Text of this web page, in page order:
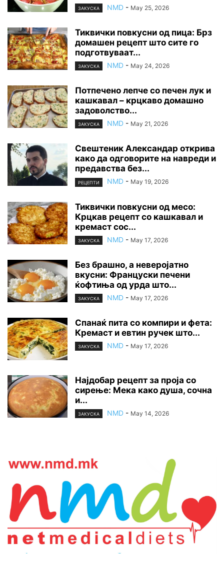
ЗАКУСКА NMD - May 25, 2026
Тиквички повкусни од пица: Брз
домашен рецепт што сите го
подготвуваат...
ЗАКУСКА NMD - May 24, 2026
Потпечено лепче со печен лук и
кашкавал – крцкаво домашно
задоволство...
ЗАКУСКА NMD - May 21, 2026
Свештеник Александар открива
како да одговорите на навреди и
предавства без...
РЕЦЕПТИ NMD - May 19, 2026
Тиквички повкусни од месо:
Крцкав рецепт со кашкавал и
кремаст сос...
ЗАКУСКА NMD - May 17, 2026
Без брашно, а неверојатно
вкусни: Француски печени
ќофтиња од урда што...
ЗАКУСКА NMD - May 17, 2026
Спанаќ пита со компири и фета:
Кремаст и евтин ручек што...
ЗАКУСКА NMD - May 17, 2026
Најдобар рецепт за проја со
сирење: Мека како душа, сочна
и...
ЗАКУСКА NMD - May 14, 2026